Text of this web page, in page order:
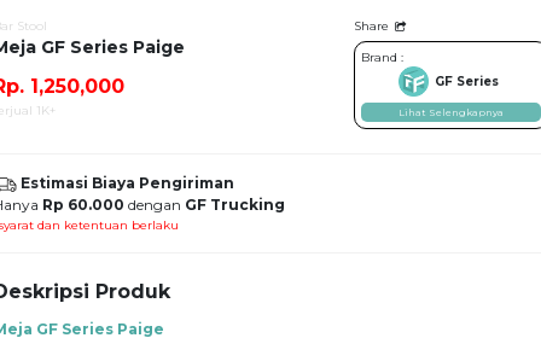
Stool
GF Series Paige
1,250,000
1K+
Share
Brand :
GF Series
Lihat Selengkapnya
Estimasi Biaya Pengiriman
Rp 60.000 dengan GF Trucking
dan ketentuan berlaku
Produk
GF Series Paige